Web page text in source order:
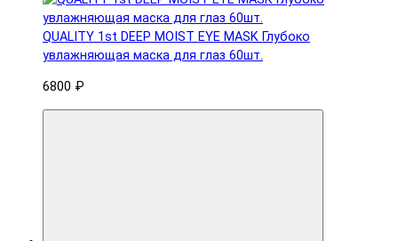
QUALITY 1st DEEP MOIST EYE MASK Глубоко
увлажняющая маска для глаз 60шт.
6800 ₽